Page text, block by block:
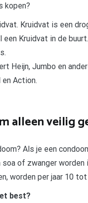
kopen?
Kruidvat is een
Kruidvat in de buurt.
Heijn, Jumbo en
Action.
alleen veilig
Als je een
soa of zwanger
worden per jaar 10
best?